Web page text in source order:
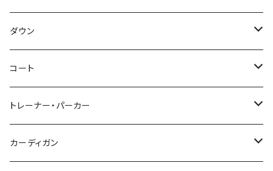
～44/S
46/M
48/L
50/XL～
ダウン
～44/S
46/M
48/L
コート
～44/S
46/M
トレーナー・パーカー
～44/S
カーディガン